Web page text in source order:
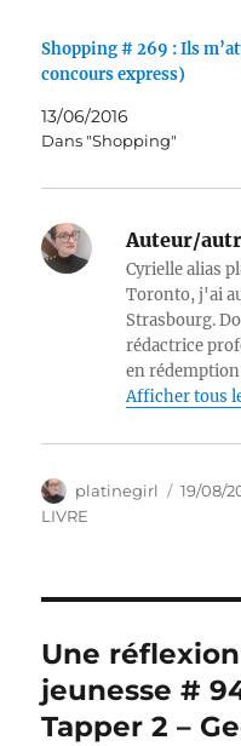
Shopping # 269 : Ils
concours express)
13/06/2016
Dans "Shopping"
Auteur/
Cyrielle alias
Toronto, j'ai
Strasbourg.
rédactrice
en rédemption
Afficher tous
Auteur
platinegirl
Publié
19/08/
LIVRE
Une
jeunesse #
Tapper 2 –